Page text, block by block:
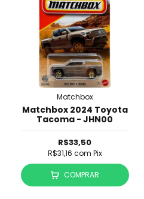
Matchbox
Matchbox 2024 Toyota
Tacoma - JHN00
R$33,50
R$31,16 com Pix
COMPRAR